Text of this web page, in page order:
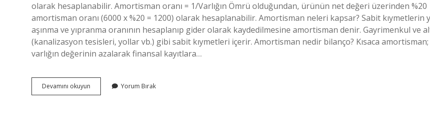
olarak hesaplanabilir. Amortisman oranı = 1/Varlığın Ömrü olduğundan, ürünün net değeri üzerinden %20
amortisman oranı (6000 x %20 = 1200) olarak hesaplanabilir. Amortisman neleri kapsar? Sabit kıymetlerin
aşınma ve yıpranma oranının hesaplanıp gider olarak kaydedilmesine amortisman denir. Gayrimenkul ve
(kanalizasyon tesisleri, yollar vb.) gibi sabit kıymetleri içerir. Amortisman nedir bilanço? Kısaca
varlığın değerinin azalarak finansal kayıtlara…
Devamını okuyun Amortisman
Nedir
Yorum Bırak